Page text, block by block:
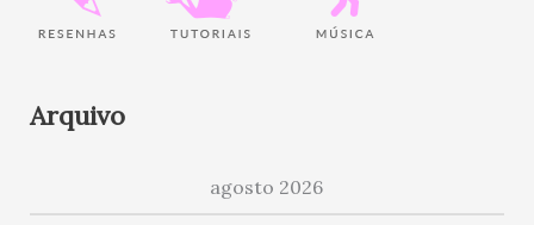
Arquivo
agosto 2026